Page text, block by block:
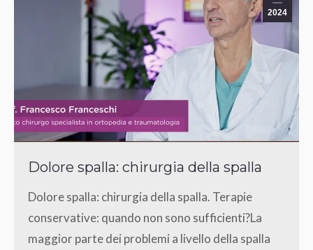
2024
Dolore spalla: chirurgia della spalla
Dolore spalla: chirurgia della spalla. Terapie
conservative: quando non sono sufficienti?La
maggior parte dei problemi a livello della spalla